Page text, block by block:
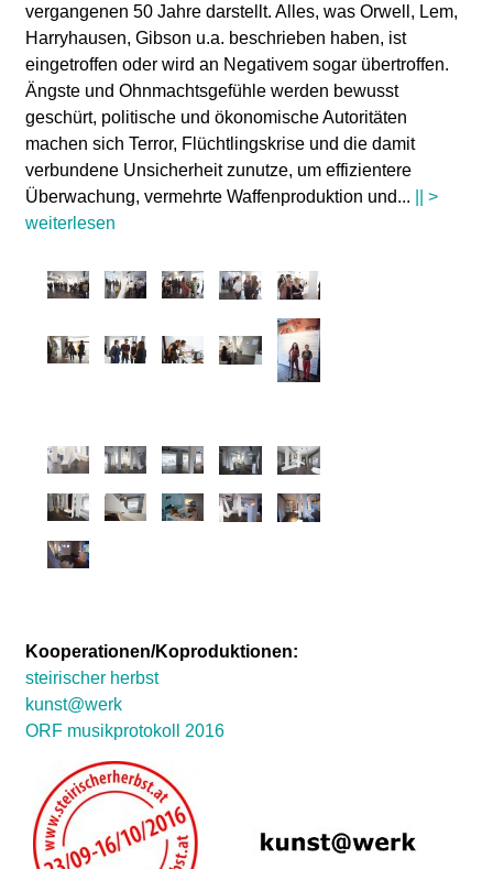
vergangenen 50 Jahre darstellt. Alles, was Orwell, Lem,
Harryhausen, Gibson u.a. beschrieben haben, ist
eingetroffen oder wird an Negativem sogar übertroffen.
Ängste und Ohnmachtsgefühle werden bewusst
geschürt, politische und ökonomische Autoritäten
machen sich Terror, Flüchtlingskrise und die damit
verbundene Unsicherheit zunutze, um effizientere
Überwachung, vermehrte Waffenproduktion und...
|| >
weiterlesen
Kooperationen/Koproduktionen:
steirischer herbst
kunst@werk
ORF musikprotokoll 2016